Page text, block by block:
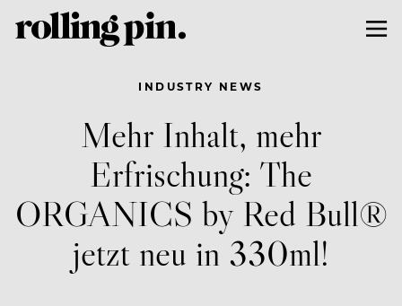
INDUSTRY NEWS
Mehr Inhalt, mehr
Erfrischung: The
ORGANICS by Red Bull®
jetzt neu in 330ml!